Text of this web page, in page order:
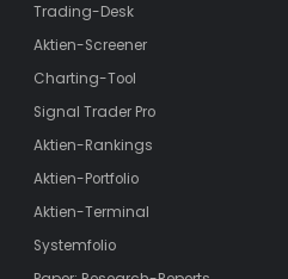
Trading-Desk
Aktien-Screener
Charting-Tool
Signal Trader Pro
Aktien-Rankings
Aktien-Portfolio
Aktien-Terminal
Systemfolio